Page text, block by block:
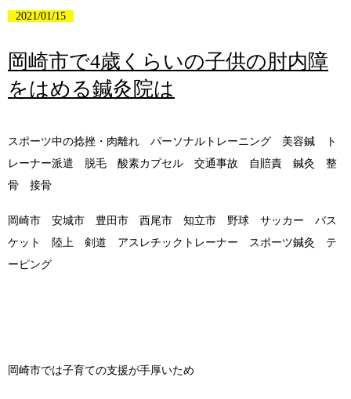
2021/01/15
岡崎市で4歳くらいの子供の肘内障
をはめる鍼灸院は
スポーツ中の捻挫・肉離れ パーソナルトレーニング 美容鍼 ト
レーナー派遣 脱毛 酸素カプセル 交通事故 自賠責 鍼灸 整
骨 接骨
岡崎市 安城市 豊田市 西尾市 知立市 野球 サッカー バス
ケット 陸上 剣道 アスレチックトレーナー スポーツ鍼灸 テ
ーピング
岡崎市では子育ての支援が手厚いため